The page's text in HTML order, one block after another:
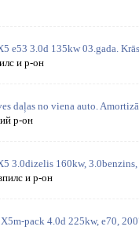
e53 3.0d 135kw 03.gada.
и р-он
daļas no viena auto.
р-он
3.0dizelis 160kw,
и р-он
pack 4.0d 225kw, e70,